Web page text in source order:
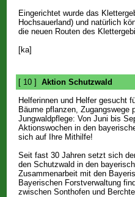
Eingerichtet wurde das
Hochsauerland) und natürlich
die neuen Routen des
[ka]
[ 10 ] Aktion Schutzwald
Helferinnen und Helfer gesucht
Bäume pflanzen, Zugangswege
Jungwaldpflege: Von Juni bis
Aktionswochen in den
sich auf Ihre Mithilfe!
Seit fast 30 Jahren setzt sich
den Schutzwald in den
Zusammenarbeit mit den
Bayerischen Forstverwaltung
zwischen Sonthofen und